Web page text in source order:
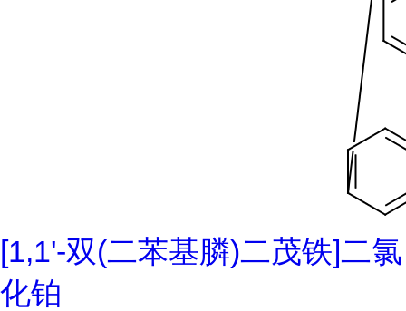
[1,1'-双(二苯基膦)二茂铁]二氯
化铂